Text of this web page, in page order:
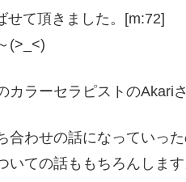
せて頂きました。[m:72]
(>_<)
カラーセラピストのAkari
わせの話になっていった
ての話ももちろんします